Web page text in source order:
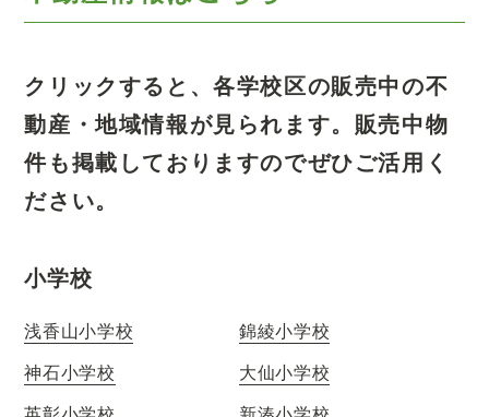
クリックすると、各学校区の販売中の不
動産・地域情報が見られます。 販売中物
件も掲載しておりますのでぜひご活用く
ださい。
小学校
浅香山小学校
錦綾小学校
神石小学校
大仙小学校